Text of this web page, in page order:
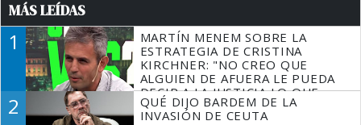
MÁS LEÍDAS
1
MARTÍN MENEM SOBRE LA
ESTRATEGIA DE CRISTINA
KIRCHNER: "NO CREO QUE
ALGUIEN DE AFUERA LE PUEDA
DECIR A LA JUSTICIA LO QUE
TIENE QUE HACER"
2
QUÉ DIJO BARDEM DE LA
INVASIÓN DE CEUTA